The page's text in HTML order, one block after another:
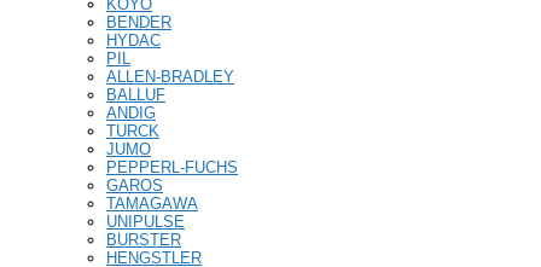
KOYO
BENDER
HYDAC
PIL
ALLEN-BRADLEY
BALLUF
ANDIG
TURCK
JUMO
PEPPERL-FUCHS
GAROS
TAMAGAWA
UNIPULSE
BURSTER
HENGSTLER